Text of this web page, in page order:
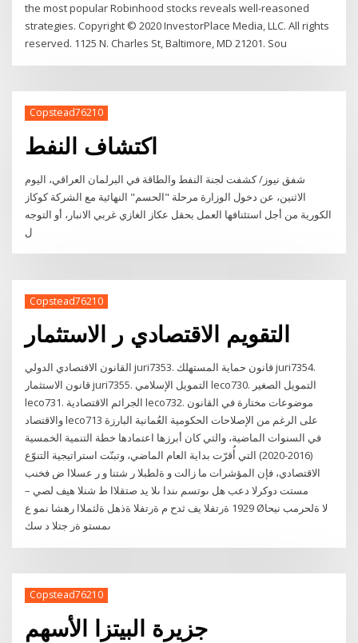
the most popular Robinhood stocks reveals well-reasoned
strategies. Copyright © 2020 InvestorPlace Media, LLC. All rights
reserved. 1125 N. Charles St, Baltimore, MD 21201. Sou
Copstead76210
اكتشاف النفط
شفق نيوز/ كشفت لجنة النفط والطاقة في البرلمان العراقي، اليوم
الاثنين، عن دخول الوزارة مرحلة "الحسم" النهائية مع الشركة كوكاز
الكورية من أجل استئنافها العمل بحقل عكاز الغازي غربي الانبار، أو التوجه
ل
Copstead76210
التقويم الاقتصادي ر الاستثمار
القانون الاقتصادي الدولي juri7353. قانون حماية المستهلك juri7354.
قانون الاستثمار juri7355. التمويل الإسلامي leco730. التمويل الصغير
leco731. الجرائم الاقتصادية leco732. موضوعات مختارة في القانون
والاقتصاد leco713 على الرغم من الإصلاحات الحكومية العُمانية البارزة
في السنوات الماضية، والتي كان أبرزها اعتمادها خطة التنمية الخمسية
(2016-2020) التي أُقرّت بداية العام الماضي، وتبنّت استراتيجية التنوّع
الاقتصادي، فإن المؤشرات ما زالت و ةلطبلا ر شتنا و ر عسلاا ض فخنب
مستت دوكرلا دعب هل ىوتسم ىندا ىلا يد صتقلاا ط شنلا هيف لصي –
1929 ةرتفلا يف ثدح م ةرتفلا ةذهل ةلثملاا رهشا نمو ع Øلا ةلحرمب نيحا
ىمستو ةر جتلا د سك
Copstead76210
جزيرة البيتزا الأسهم